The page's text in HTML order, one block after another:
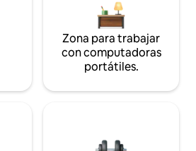
Zona para trabajar
con computadoras
portátiles.